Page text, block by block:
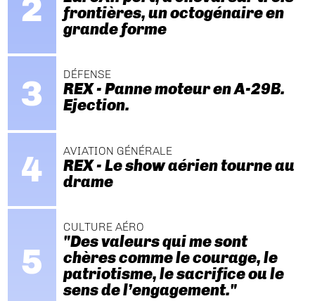
frontières, un octogénaire en
grande forme
DÉFENSE
REX - Panne moteur en A-29B.
Ejection.
AVIATION GÉNÉRALE
REX - Le show aérien tourne au
drame
CULTURE AÉRO
"Des valeurs qui me sont
chères comme le courage, le
patriotisme, le sacrifice ou le
sens de l’engagement."